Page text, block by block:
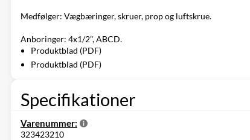
Medfølger: Vægbæringer, skruer, prop og luftskrue.
Anboringer: 4x1/2", ABCD.
Produktblad (PDF)
Produktblad (PDF)
Specifikationer
Varenummer:
323423210